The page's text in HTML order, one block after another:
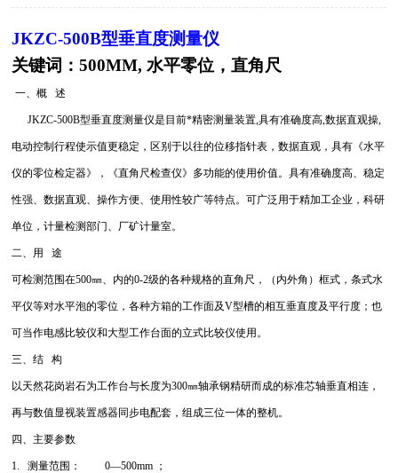
JKZC-500B型垂直度测量仪
关键词：500MM, 水平零位，直角尺
一、概 述
JKZC-500B型垂直度测量仪是目前*精密测量装置,具有准确度高,数据直观操,
电动控制行程使示值更稳定，区别于以往的位移指针表，数据直观，具有《水平
仪的零位检定器》，《直角尺检查仪》多功能的使用价值。具有准确度高、稳定
性强、数据直观、操作方便、使用性较广等特点。可广泛用于精加工企业，科研
单位，计量检测部门、厂矿计量室。
二、用 途
可检测范围在500㎜、内的0-2级的各种规格的直角尺，（内外角）框式，条式水
平仪等对水平泡的零位，各种方箱的工作面及V型槽的相互垂直度及平行度；也
可当作电感比较仪和大型工作台面的立式比较仪使用。
三、结 构
以天然花岗岩石为工作台与长度为300㎜轴承钢精研而成的标准芯轴垂直相连，
再与数值显视装置感器同步电配套，组成三位一体的整机。
四、主要参数
1. 测量范围： 0—500mm ；